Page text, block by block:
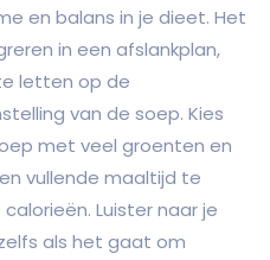
en balans in je dieet. Het
in een afslankplan,
letten op de
van de soep. Kies
met veel groenten en
vullende maaltijd te
Luister naar je
als het gaat om